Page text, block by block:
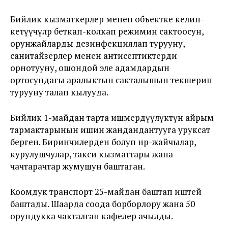
Бийлик кызматкерлер менен объектке келип-
кетүүчүлөр беткап-колкап режимин сактоосун,
орунжайларды дезинфекциялап турууну,
санитайзерлер менен антисептиктерди
орнотууну, ошондой эле адамдардын
ортосундагы аралыктын сакталышын текшерип
турууну талап кылууда.
Бийлик 1-майдан тарта ишмердүүлүктүн айрым
тармактарынын ишин жандандантууга уруксат
берген. Биринчилерден болуп өнөр-жайчылар,
курулушчулар, такси кызматтары жана
чачтарачтар жумушун баштаган.
Коомдук транспорт 25-майдан баштап иштей
баштады. Шаарда соода борборлору жана 50
орундукка чакталган кафелер ачылды.